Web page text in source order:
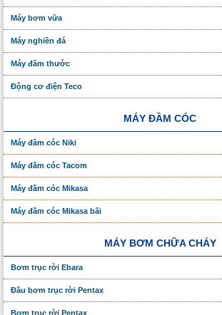
Máy bơm vữa
Máy nghiền đá
Máy đầm thước
Động cơ điện Teco
MÁY ĐẦM CÓC
Máy đầm cóc Niki
Máy đầm cóc Tacom
Máy đầm cóc Mikasa
Máy đầm cóc Mikasa bãi
MÁY BƠM CHỮA CHÁY
Bơm trục rời Ebara
Đầu bơm trục rời Pentax
Bơm trục rời Pentax